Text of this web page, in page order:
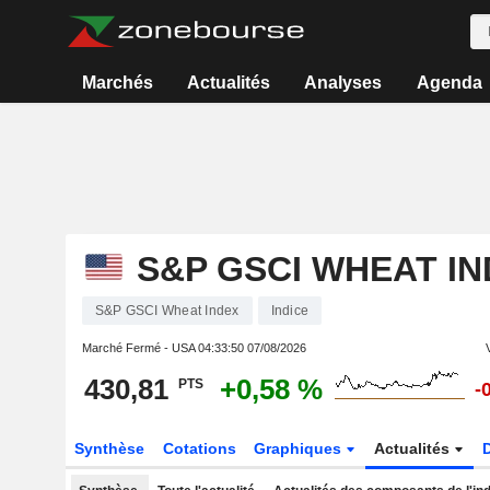
Marchés Actualités Analyses Agenda
S&P GSCI WHEAT
S&P GSCI Wheat Index Indice
Marché Fermé - USA04:33:50 07/08/2026
430,81 PTS +0,58 % -
Synthèse Cotations Graphiques Actualités